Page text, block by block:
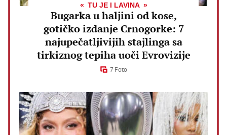
TU JE I LAVINA
Bugarka u haljini od kose,
gotičko izdanje Crnogorke: 7
najupečatljivijih stajlinga sa
tirkiznog tepiha uoči Evrovizije
7 Foto